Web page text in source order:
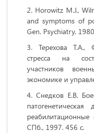
Horowitz M.J.,
and symptoms of
Gen. Psychiatry.
Терехова Т.А.,
стресса на
участников
экономике и
Снедков Е.В.
СПб., 1997. 456 с.